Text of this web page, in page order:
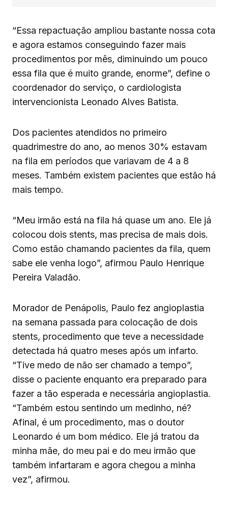
“Essa repactuação ampliou bastante nossa cota
e agora estamos conseguindo fazer mais
procedimentos por mês, diminuindo um pouco
essa fila que é muito grande, enorme”, define o
coordenador do serviço, o cardiologista
intervencionista Leonado Alves Batista.
Dos pacientes atendidos no primeiro
quadrimestre do ano, ao menos 30% estavam
na fila em períodos que variavam de 4 a 8
meses. Também existem pacientes que estão há
mais tempo.
“Meu irmão está na fila há quase um ano. Ele já
colocou dois stents, mas precisa de mais dois.
Como estão chamando pacientes da fila, quem
sabe ele venha logo”, afirmou Paulo Henrique
Pereira Valadão.
Morador de Penápolis, Paulo fez angioplastia
na semana passada para colocação de dois
stents, procedimento que teve a necessidade
detectada há quatro meses após um infarto.
“Tive medo de não ser chamado a tempo”,
disse o paciente enquanto era preparado para
fazer a tão esperada e necessária angioplastia.
“Também estou sentindo um medinho, né?
Afinal, é um procedimento, mas o doutor
Leonardo é um bom médico. Ele já tratou da
minha mãe, do meu pai e do meu irmão que
também infartaram e agora chegou a minha
vez”, afirmou.